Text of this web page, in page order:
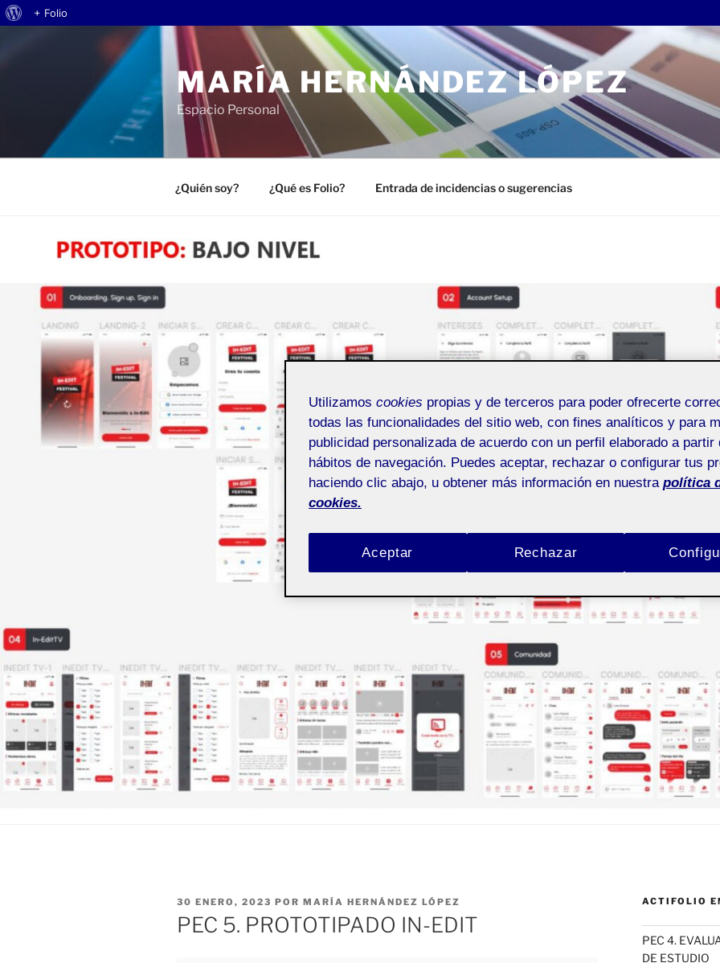
Acerca
+ Folio
MARÍA HERNÁNDEZ LÓPEZ
Espacio Personal
¿Quién soy? ¿Qué es Folio? Entrada de incidencias o sugerencias
PUBLICADO
EL
30 ENERO, 2023 POR MARÍA HERNÁNDEZ LÓPEZ
PEC 5. PROTOTIPADO IN-EDIT
ACTIFOLIO
PEC 4.
DE ESTUDIO
Utilizamos cookies propias y de terceros para poder ofrecerte
todas las funcionalidades del sitio web, con fines analíticos y para
publicidad personalizada de acuerdo con un perfil elaborado a partir
hábitos de navegación. Puedes aceptar, rechazar o configurar tus
haciendo clic abajo, u obtener más información en nuestra política
cookies.
Rechazar
Aceptar